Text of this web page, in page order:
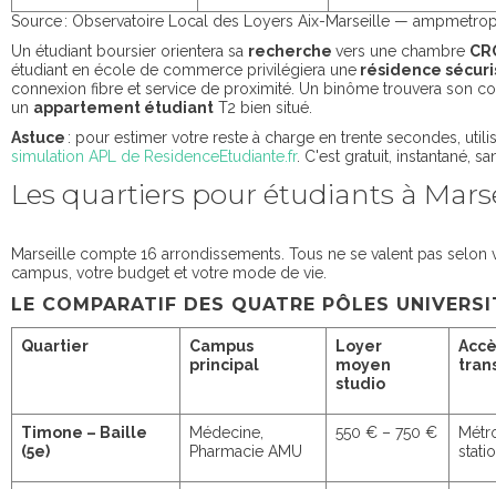
Source : Observatoire Local des Loyers Aix-Marseille —
Un étudiant boursier orientera sa recherche vers une chambre
étudiant en école de commerce privilégiera une résidence
connexion fibre et service de proximité. Un binôme trouvera son
un appartement étudiant T2 bien situé.
Astuce : pour estimer votre reste à charge en trente secondes,
simulation APL de ResidenceEtudiante.fr. C'est gratuit, instantané,
Les quartiers pour étudiants à
Marseille compte 16 arrondissements. Tous ne se valent pas selon
campus, votre budget et votre mode de vie.
LE COMPARATIF DES QUATRE PÔLES
Quartier
Campus
principal
Loyer
moyen
studio
Timone – Baille
(5e)
Médecine,
Pharmacie AMU
550 € – 750 €